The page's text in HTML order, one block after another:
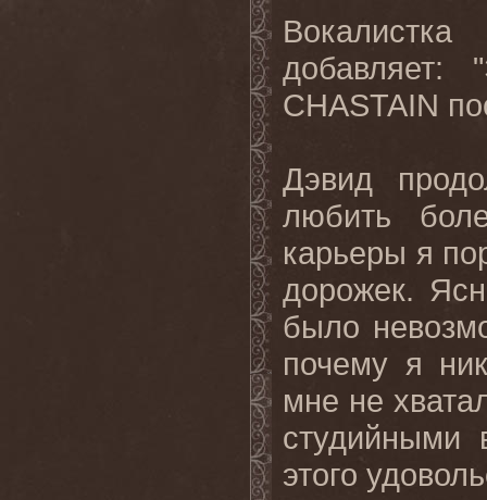
CHASTAIN
Дэвид
любить
карьеры я
дорожек.
было
почему я
мне не
студийными
этого